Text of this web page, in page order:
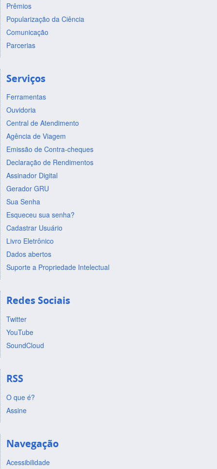
Prêmios
Popularização da Ciência
Comunicação
Parcerias
Serviços
Ferramentas
Ouvidoria
Central de Atendimento
Agência de Viagem
Emissão de Contra-cheques
Declaração de Rendimentos
Assinador Digital
Gerador GRU
Sua Senha
Esqueceu sua senha?
Cadastrar Usuário
Livro Eletrônico
Dados abertos
Suporte a Propriedade Intelectual
Redes Sociais
Twitter
YouTube
SoundCloud
RSS
O que é?
Assine
Navegação
Acessibilidade